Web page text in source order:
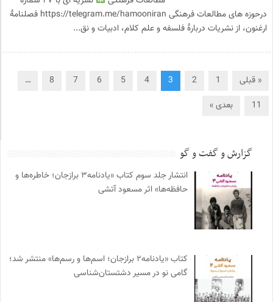
درحوزه های مطالعات فرهنگی https://telegram.me/hamooniran فصلنامهٔ
ارغنون، از نشریات دربارهٔ فلسفه و علم کلام، ادبیات و نق...
« قبلی 1
2
3
4
5
6
7
8
…
11
بعدی »
گزارش و گفت و گو
انتشار جلد سوم کتاب «یادنامه۳ برازجان؛ خاطره‌ها و
حافظه‌ها» اثر مسعود آتشی
کتاب «یادنامه۲ برازجان؛ اسم‌ها و رسم‌ها» منتشر شد؛
گامی نو در مسیر دشتستان‌شناسی